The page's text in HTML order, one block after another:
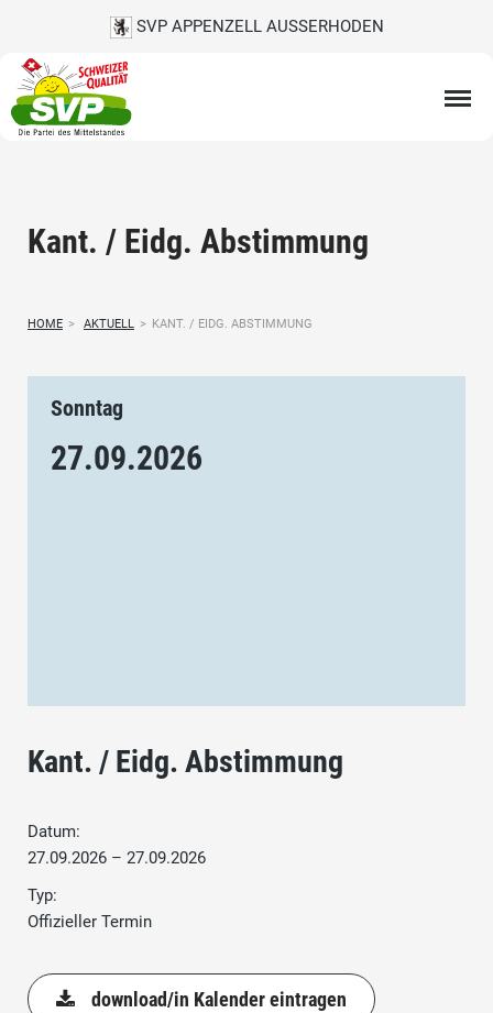
SVP APPENZELL AUSSERHODEN
Kant. / Eidg. Abstimmung
HOME > AKTUELL > KANT. / EIDG. ABSTIMMUNG
Sonntag
27.09.2026
Kant. / Eidg. Abstimmung
Datum:
27.09.2026 – 27.09.2026
Typ:
Offizieller Termin
download/in Kalender eintragen